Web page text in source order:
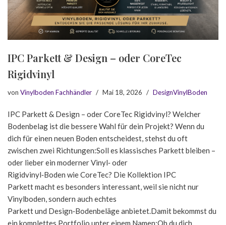
IPC Parkett & Design – oder CoreTec
Rigidvinyl
von Vinylboden Fachhändler Mai 18, 2026 DesignVinylBoden
IPC Parkett & Design – oder CoreTec Rigidvinyl? Welcher
Bodenbelag ist die bessere Wahl für dein Projekt? Wenn du
dich für einen neuen Boden entscheidest, stehst du oft
zwischen zwei Richtungen:Soll es klassisches Parkett bleiben –
oder lieber ein moderner Vinyl‑ oder
Rigidvinyl‑Boden wie CoreTec? Die Kollektion IPC
Parkett macht es besonders interessant, weil sie nicht nur
Vinylboden, sondern auch echtes
Parkett und Design‑Bodenbeläge anbietet.Damit bekommst du
ein komplettes Portfolio unter einem Namen:Ob du dich